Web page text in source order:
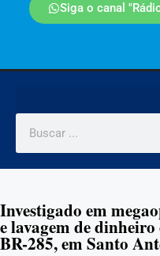
Siga o canal
Investigado em
e lavagem de dinheiro
BR-285, em Santo